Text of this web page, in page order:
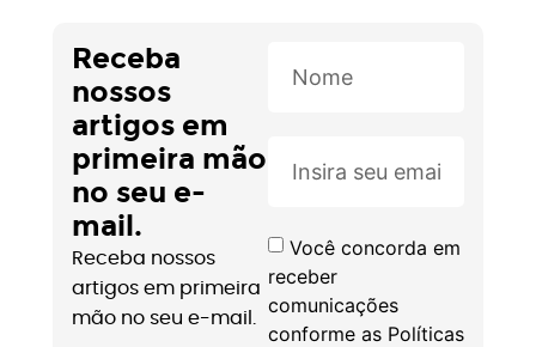
Receba
nossos
artigos em
primeira mão
no seu e-
mail.
Receba nossos
artigos em primeira
mão no seu e-mail.
Você concorda em
receber
comunicações
conforme as Políticas